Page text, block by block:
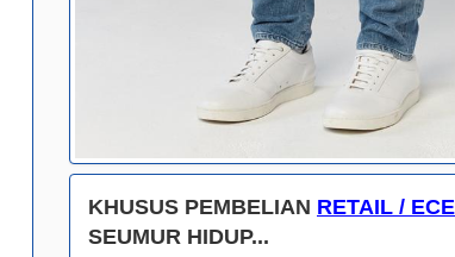
KHUSUS PEMBELIAN RETAIL /
SEUMUR HIDUP...